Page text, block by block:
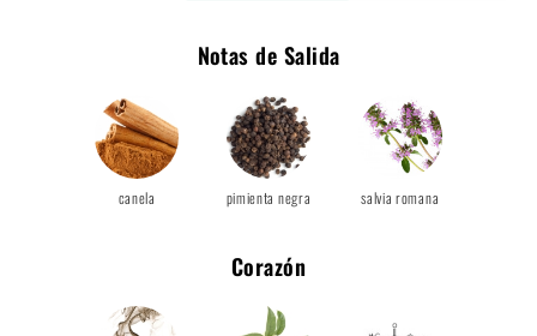
Notas de Salida
canela pimienta negra salvia romana
Corazón